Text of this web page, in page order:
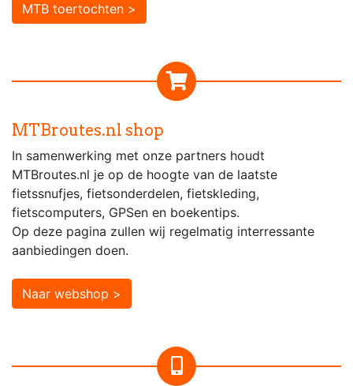
MTB toertochten >
MTBroutes.nl shop
In samenwerking met onze partners houdt
MTBroutes.nl je op de hoogte van de laatste
fietssnufjes, fietsonderdelen, fietskleding,
fietscomputers, GPSen en boekentips.
Op deze pagina zullen wij regelmatig interressante
aanbiedingen doen.
Naar webshop >